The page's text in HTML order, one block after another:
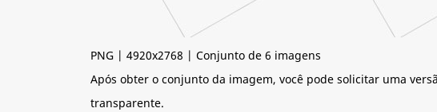
PNG | 4920x2768 | Conjunto de 6 imagens
Após obter o conjunto da imagem, você pode solicitar uma
transparente.